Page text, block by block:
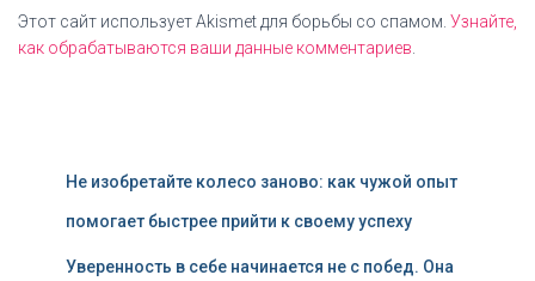
Этот сайт использует Akismet для борьбы со спамом. Узнайте,
как обрабатываются ваши данные комментариев
Не изобретайте колесо заново: как чужой опыт
помогает быстрее прийти к своему успеху
Уверенность в себе начинается не с побед. Она